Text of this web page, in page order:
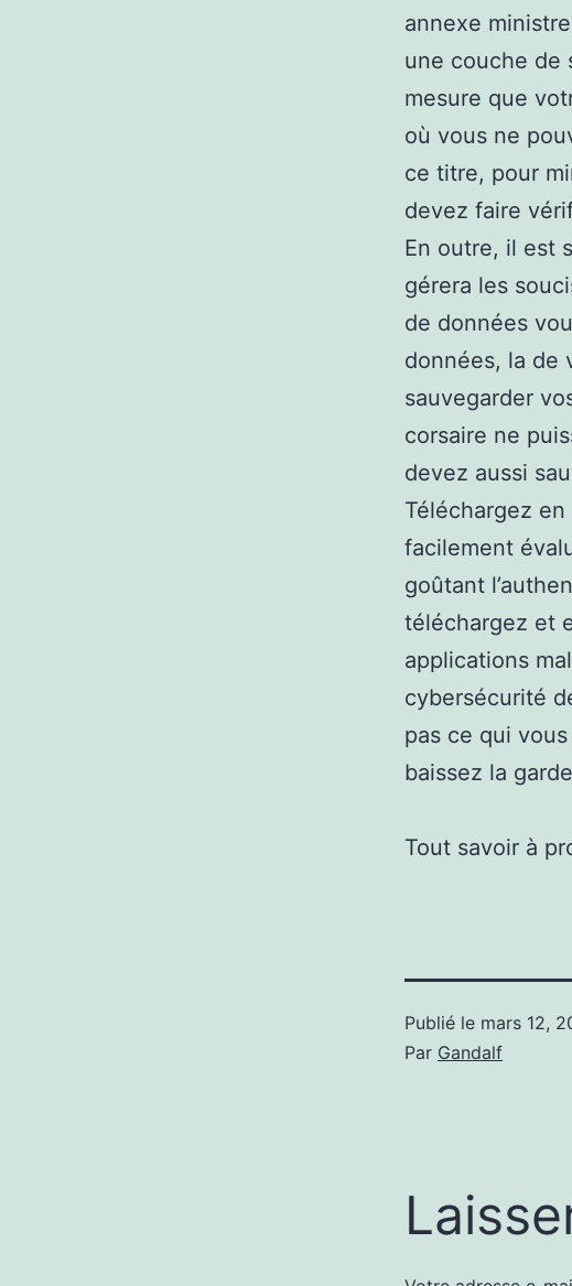
annexe
une couche de
mesure que
où vous ne
ce titre, pour
devez faire
En outre, il est
gérera les
de données
données, la de
sauvegarder
corsaire ne
devez aussi
Téléchargez
facilement
goûtant
téléchargez et
applications
cybersécurité
pas ce qui
baissez la
Tout savoir à
Publié le mars 12,
Par Gandalf